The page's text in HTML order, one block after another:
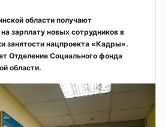
области получают
зарплату новых сотрудников в
занятости нацпроекта «Кадры».
Отделение Социального фонда
области.